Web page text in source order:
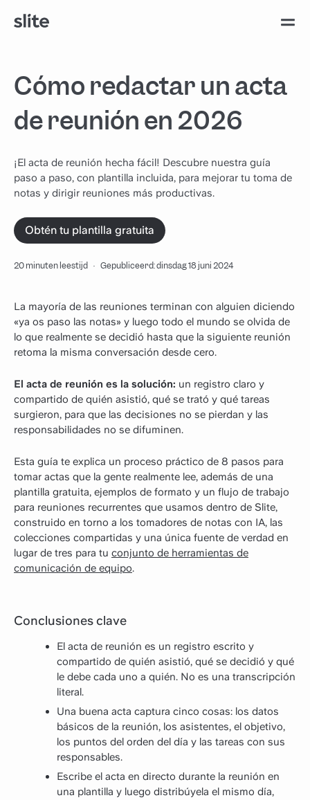
Cómo redactar un acta
de reunión en 2026
¡El acta de reunión hecha fácil! Descubre nuestra guía
paso a paso, con plantilla incluida, para mejorar tu toma de
notas y dirigir reuniones más productivas.
Obtén tu plantilla gratuita
20 minuten leestijd · Gepubliceerd: dinsdag 18 juni 2024
La mayoría de las reuniones terminan con alguien diciendo
«ya os paso las notas» y luego todo el mundo se olvida de
lo que realmente se decidió hasta que la siguiente reunión
retoma la misma conversación desde cero.
El acta de reunión es la solución: un registro claro y
compartido de quién asistió, qué se trató y qué tareas
surgieron, para que las decisiones no se pierdan y las
responsabilidades no se difuminen.
Esta guía te explica un proceso práctico de 8 pasos para
tomar actas que la gente realmente lee, además de una
plantilla gratuita, ejemplos de formato y un flujo de trabajo
para reuniones recurrentes que usamos dentro de Slite,
construido en torno a los tomadores de notas con IA, las
colecciones compartidas y una única fuente de verdad en
lugar de tres para tu conjunto de herramientas de
comunicación de equipo.
Conclusiones clave
El acta de reunión es un registro escrito y
compartido de quién asistió, qué se decidió y qué
le debe cada uno a quién. No es una transcripción
literal.
Una buena acta captura cinco cosas: los datos
básicos de la reunión, los asistentes, el objetivo,
los puntos del orden del día y las tareas con sus
responsables.
Escribe el acta en directo durante la reunión en
una plantilla y luego distribúyela el mismo día,